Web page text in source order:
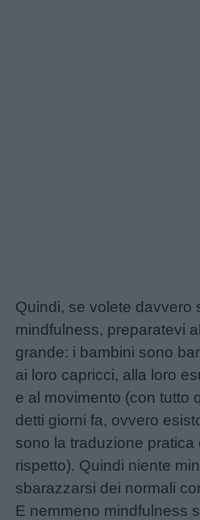
utili
Chi
siamo
Contatti
Privacy
policy
Quindi, se volete davvero
mindfulness, preparatevi
grande: i bambini sono
ai loro capricci, alla loro
e al movimento (con tutto
detti giorni fa, ovvero
sono la traduzione pratica
rispetto). Quindi niente
sbarazzarsi dei normali
E nemmeno mindfulness